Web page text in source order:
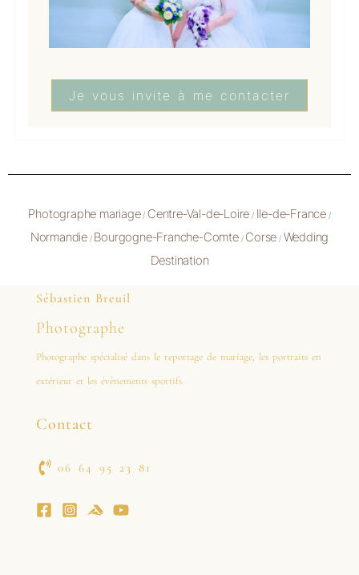
Je vous invite à me contacter
Photographe mariage/ Centre-Val-de-Loire / Ile-de-France /
Normandie/ Bourgogne-Franche-Comte/ Corse / Wedding
Destination
Sébastien Breuil
Photographe
Photographe spécialisé dans le reportage de mariage, les portraits en
extérieur et les évènements sportifs.
Contact
06 64 95 23 81